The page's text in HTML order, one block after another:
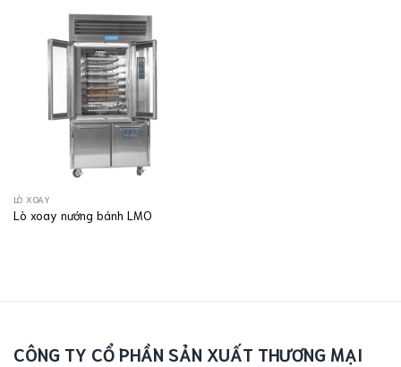
LÒ XOAY
Lò xoay nướng bánh LMO
CÔNG TY CỔ PHẦN SẢN XUẤT THƯƠNG MẠI